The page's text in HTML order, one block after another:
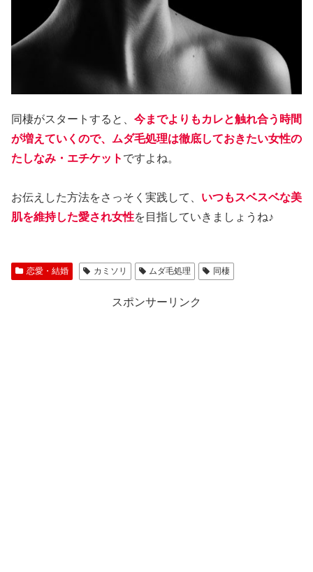
同棲がスタートすると、 今までよりもカレと触れ合う時間
が増えていくので、ムダ毛処理は徹底しておきたい女性の
たしなみ・エチケット ですよね。
お伝えした方法をさっそく実践して、 いつもスベスベな美
肌を維持した愛され女性を目指していきましょうね♪
恋愛・結婚 カミソリ ムダ毛処理 同棲
スポンサーリンク